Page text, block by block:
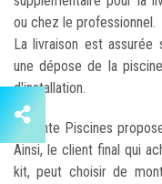
ou chez le professionnel.
La livraison est assurée
une dépose de la
d'installation.
Détente Piscines
Ainsi, le client final qui
kit, peut choisir de